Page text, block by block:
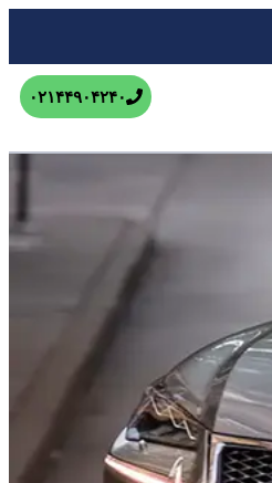
۰۲۱۴۴۹۰۴۲۴۰